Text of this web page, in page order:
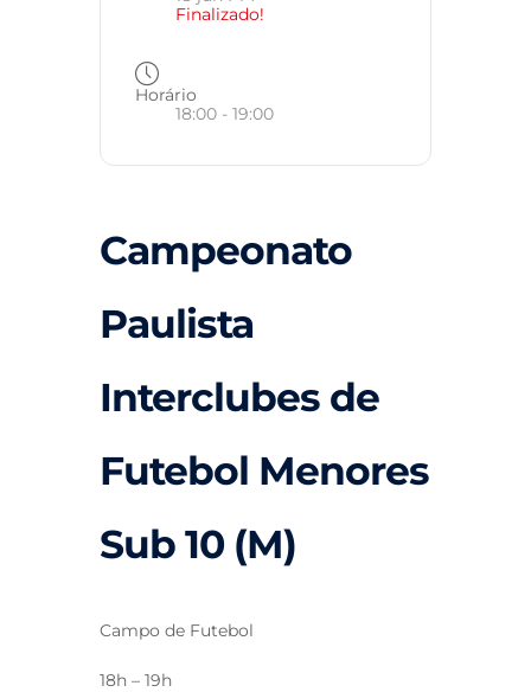
Finalizado!
Horário
18:00 - 19:00
Campeonato
Paulista
Interclubes de
Futebol Menores
Sub 10 (M)
Campo de Futebol
18h – 19h